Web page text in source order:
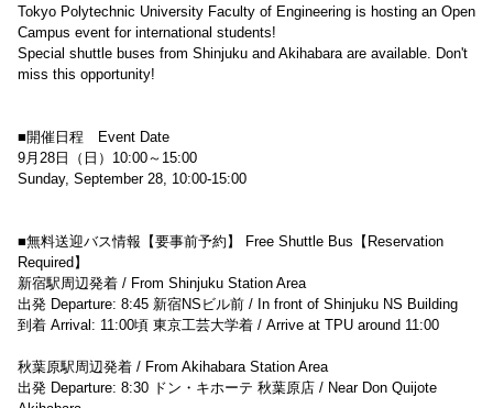
Tokyo Polytechnic University Faculty of Engineering is hosting an Open
Campus event for international students!
Special shuttle buses from Shinjuku and Akihabara are available. Don't
miss this opportunity!
■開催日程 Event Date
9月28日（日）10:00～15:00
Sunday, September 28, 10:00-15:00
■無料送迎バス情報【要事前予約】 Free Shuttle Bus【Reservation
Required】
新宿駅周辺発着 / From Shinjuku Station Area
出発 Departure: 8:45 新宿NSビル前 / In front of Shinjuku NS Building
到着 Arrival: 11:00頃 東京工芸大学着 / Arrive at TPU around 11:00
秋葉原駅周辺発着 / From Akihabara Station Area
出発 Departure: 8:30 ドン・キホーテ 秋葉原店 / Near Don Quijote